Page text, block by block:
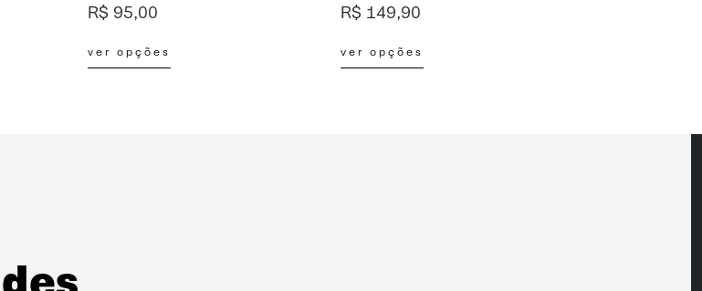
R$ 149,90
ver opções
R$ 140,00
ver opções